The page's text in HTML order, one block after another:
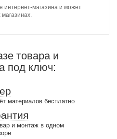
интернет-магазина и может
товара и
под ключ:
материалов бесплатно
и монтаж в одном